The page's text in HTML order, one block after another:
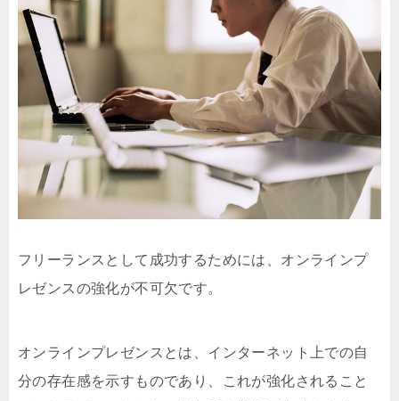
フリーランスとして成功するためには、オンラインプ
レゼンスの強化が不可欠です。
オンラインプレゼンスとは、インターネット上での自
分の存在感を示すものであり、これが強化されること